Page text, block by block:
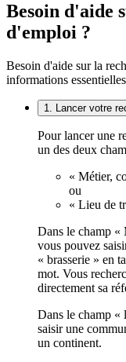
Besoin d'aide
d'emploi ?
Besoin d'aide sur la
informations
1. Lancer votre
Pour lancer une
un des deux
« Métier,
ou
« Lieu de
Dans le champ «
vous pouvez
« brasserie » en
mot. Vous
directement sa
Dans le champ «
saisir une
un continent.